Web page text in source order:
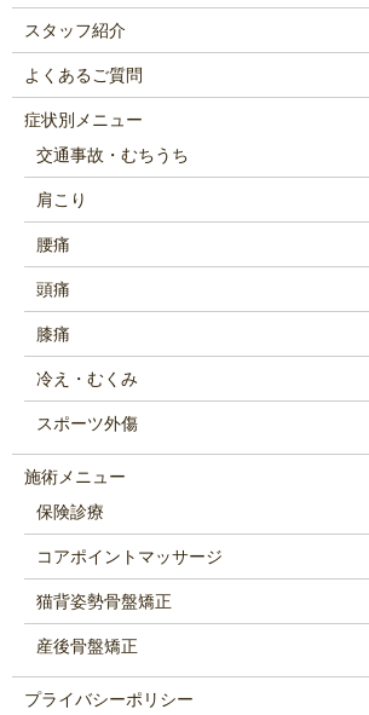
スタッフ紹介
よくあるご質問
症状別メニュー
交通事故・むちうち
肩こり
腰痛
頭痛
膝痛
冷え・むくみ
スポーツ外傷
施術メニュー
保険診療
コアポイントマッサージ
猫背姿勢骨盤矯正
産後骨盤矯正
プライバシーポリシー